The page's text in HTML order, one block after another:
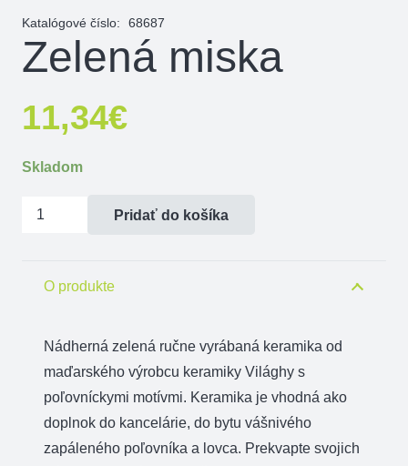
Katalógové číslo: 68687
Zelená miska
11,34€
Skladom
množstvo
Pridať do košíka
O produkte
Nádherná zelená ručne vyrábaná keramika od
maďarského výrobcu keramiky Világhy s
poľovníckymi motívmi. Keramika je vhodná ako
doplnok do kancelárie, do bytu vášnivého
zapáleného poľovníka a lovca. Prekvapte svojich